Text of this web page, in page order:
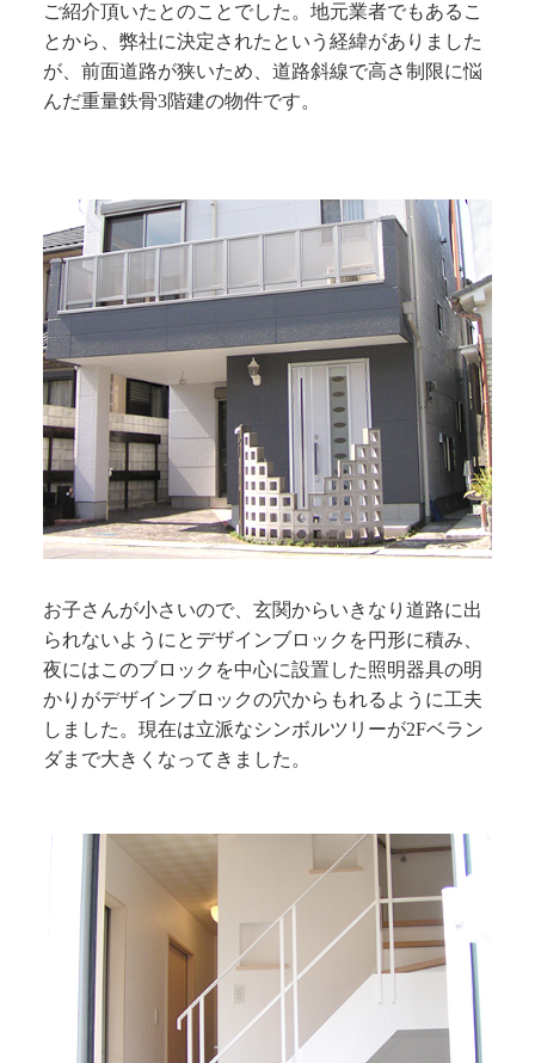
ご紹介頂いたとのことでした。地元業者でもあるこ
とから、弊社に決定されたという経緯がありました
が、前面道路が狭いため、道路斜線で高さ制限に悩
んだ重量鉄骨3階建の物件です。
お子さんが小さいので、玄関からいきなり道路に出
られないようにとデザインブロックを円形に積み、
夜にはこのブロックを中心に設置した照明器具の明
かりがデザインブロックの穴からもれるように工夫
しました。現在は立派なシンボルツリーが2Fベラン
ダまで大きくなってきました。